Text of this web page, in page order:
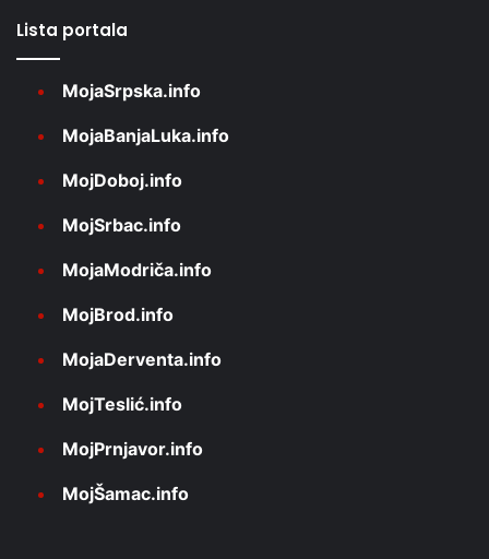
Lista portala
MojaSrpska.info
MojaBanjaLuka.info
MojDoboj.info
MojSrbac.info
MojaModriča.info
MojBrod.info
MojaDerventa.info
MojTeslić.info
MojPrnjavor.info
MojŠamac.info